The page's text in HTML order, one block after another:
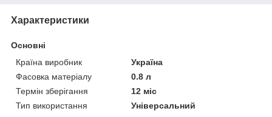
Характеристики
Основні
Країна виробник
Україна
Фасовка матеріалу
0.8 л
Термін зберігання
12 міс
Тип використання
Універсальний